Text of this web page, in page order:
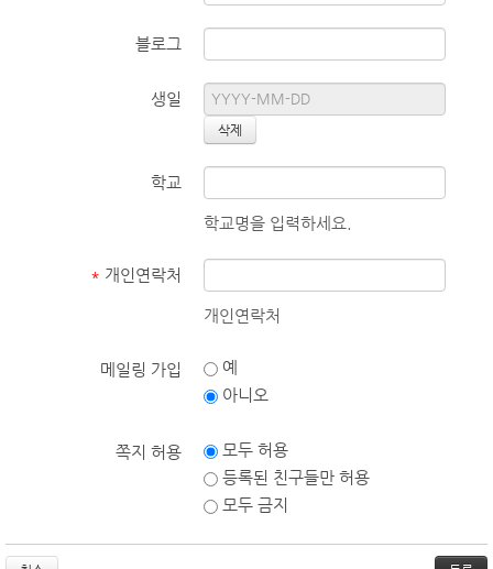
블로그
생일
학교
학교명을 입력하세요.
* 개인연락처
개인연락처
메일링 가입
예
아니오
쪽지 허용
모두 허용
등록된 친구들만 허용
모두 금지